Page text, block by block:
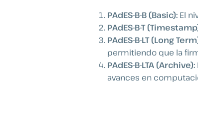
PAdES-B-B (Basic): El
PAdES-B-T
PAdES-B-LT (Long
permitiendo que la
PAdES-B-LTA (Archive):
avances en